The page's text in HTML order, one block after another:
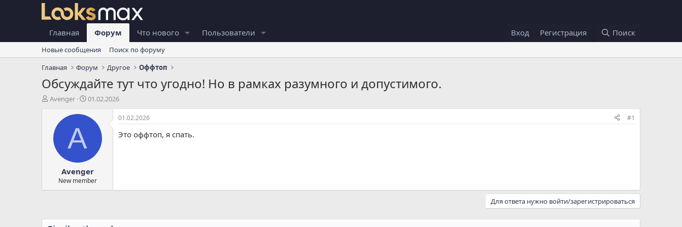
Главная Форум Что нового Пользователи Вход Регистрация Поиск
Новые сообщения
Поиск по форуму
Главная
Форум Другое Оффтоп
Обсуждайте тут что угодно! Но в рамках разумного и допустимого.
А
Avenger
Д
т
а
л
а
01.02.2026
A
Avenger
New member
01.02.2026 #1
Это оффтоп, я спать.
Для ответа нужно войти/зарегистрироваться